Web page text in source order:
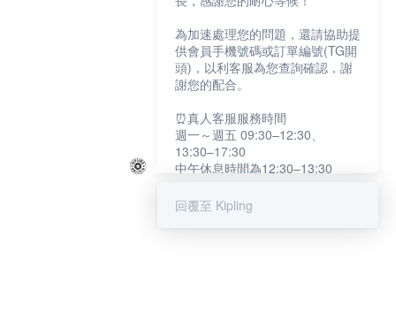
為加速處理您的問題，還請協助提
供會員手機號碼或訂單編號(TG開
頭)，以利客服為您查詢確認，謝
謝您的配合。
⏰真人客服服務時間
週一～週五 09:30–12:30、
13:30–17:30
中午休息時間為12:30–13:30
提醒您：系統會自動已讀訊息，如
回覆至 Kipling